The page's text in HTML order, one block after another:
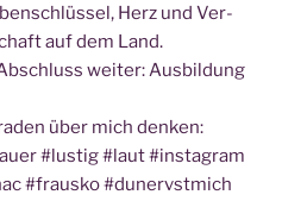
Herz und Ver­
auf dem Land.
wei­ter: Aus­bil­dung
über mich den­ken:
#lus­tig #laut #insta­gram
#frausko #dunervst­mich